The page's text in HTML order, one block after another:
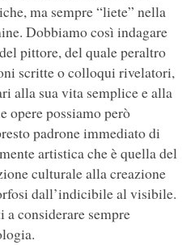
ma sempre “liete” nella
Dobbiamo così indagare
pittore, del quale peraltro
scritte o colloqui rivelatori,
alla sua vita semplice e alla
opere possiamo però
padrone immediato di
artistica che è quella del
culturale alla creazione
dall’indicibile al visibile.
considerare sempre